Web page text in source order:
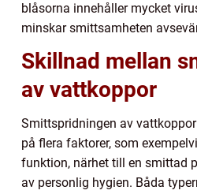
blåsorna innehåller mycket
minskar smittsamheten
Skillnad mellan
av vattkoppor
Smittspridningen av
på flera faktorer, som
funktion, närhet till en smittad
av personlig hygien. Båda